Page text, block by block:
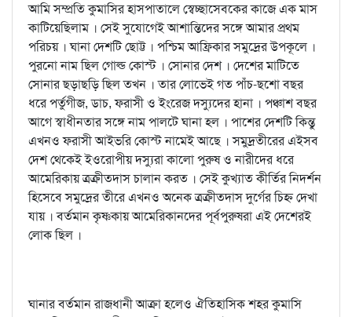
আমি সম্প্রতি কুমাসির হাসপাতালে স্বেচ্ছাসেবকের কাজে এক মাস
কাটিয়েছিলাম । সেই সুযোগেই আশান্তিদের সঙ্গে আমার প্রথম
পরিচয় । ঘানা দেশটি ছোট্ট । পশ্চিম আফ্রিকার সমুদ্রের উপকূলে ।
পুরনো নাম ছিল গোল্ড কোস্ট । সোনার দেশ । দেশের মাটিতে
সোনার ছড়াছড়ি ছিল তখন । তার লোভেই গত পাঁচ-ছশো বছর
ধরে পর্তুগীজ, ডাচ, ফরাসী ও ইংরেজ দস্যুদের হানা । পঞ্চাশ বছর
আগে স্বাধীনতার সঙ্গে নাম পালটে ঘানা হল । পাশের দেশটি কিন্তু
এখনও ফরাসী আইভরি কোস্ট নামেই আছে । সমুদ্রতীরের এইসব
দেশ থেকেই ইওরোপীয় দস্যুরা কালো পুরুষ ও নারীদের ধরে
আমেরিকায় ত্রক্রীতদাস চালান করত । সেই কুখ্যাত কীর্তির নিদর্শন
হিসেবে সমুদ্রের তীরে এখনও অনেক ত্রক্রীতদাস দুর্গের চিহ্ন দেখা
যায় । বর্তমান কৃষ্ণকায় আমেরিকানদের পূর্বপুরুষরা এই দেশেরই
লোক ছিল ।
ঘানার বর্তমান রাজধানী আক্রা হলেও ঐতিহাসিক শহর কুমাসি